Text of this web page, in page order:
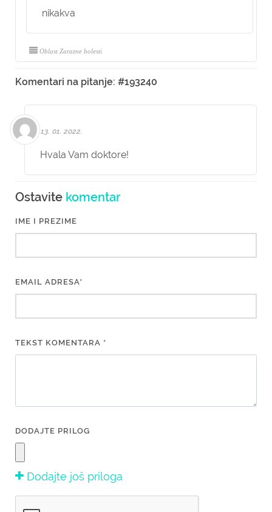
nikakva
Oblast Zarazne bolesti
Komentari na pitanje: #193240
13. 01. 2022.
Hvala Vam doktore!
Ostavite komentar
IME I PREZIME
EMAIL ADRESA*
TEKST KOMENTARA *
DODAJTE PRILOG
Dodajte još priloga